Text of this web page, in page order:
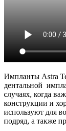
Импланты Astra
дентальной
случаях, когда
конструкции и
используют для
подряд, а также